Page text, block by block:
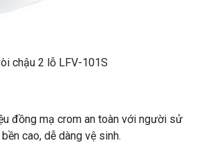
chậu 2 lỗ LFV-101S
đồng mạ crom an toàn với người sử
cao, dễ dàng vệ sinh.